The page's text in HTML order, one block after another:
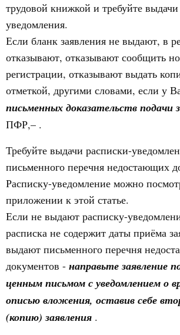
трудовой книжкой и требуйте
уведомления.
Если бланк заявления не выдают, в
отказывают, отказывают сообщить
регистрации, отказывают выдать
отметкой, другими словами, если у
письменных доказательств подачи
ПФР,– .
Требуйте выдачи расписки-
письменного перечня недостающих
Расписку-уведомление можно
приложении к этой статье.
Если не выдают расписку-
расписка не содержит даты приёма
выдают письменного перечня
документов - направьте заявление
ценным письмом с уведомлением о
описью вложения, оставив себе
(копию) заявления .